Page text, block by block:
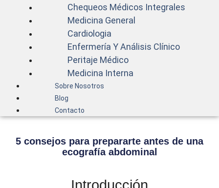
Chequeos Médicos Integrales
Medicina General
Cardiologia
Enfermería Y Análisis Clínico
Peritaje Médico
Medicina Interna
Sobre Nosotros
Blog
Contacto
5 consejos para prepararte antes de una
ecografía abdominal